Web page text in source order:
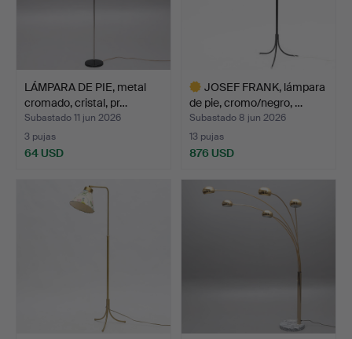
LÁMPARA DE PIE, metal
cromado, cristal, pr…
Subastado 11 jun 2026
3 pujas
64 USD
JOSEF FRANK, lámpara
de pie, cromo/negro, …
Subastado 8 jun 2026
13 pujas
876 USD
seleccionado